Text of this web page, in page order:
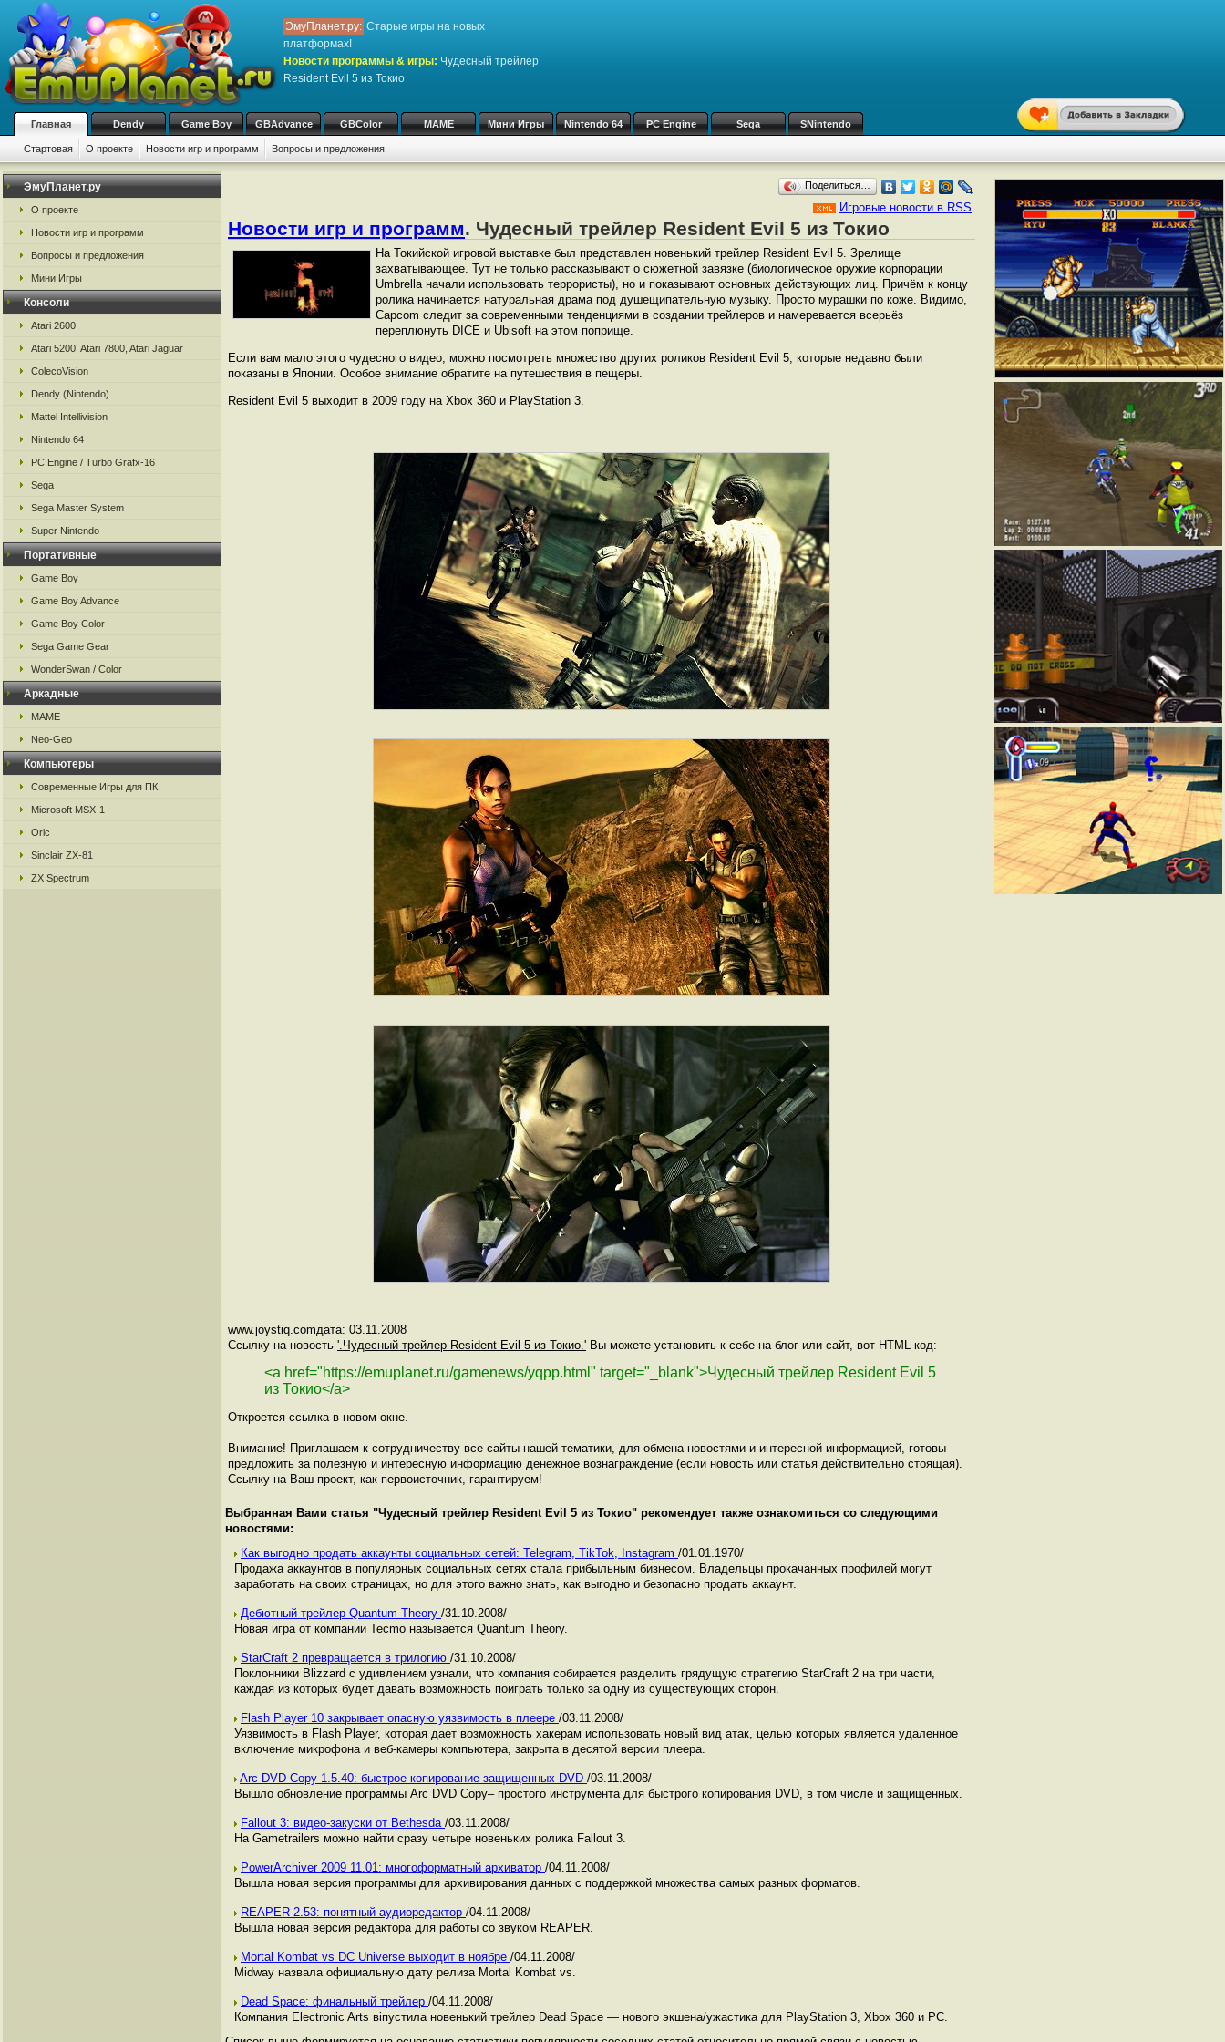
ЭмуПланет.ру: Старые игры на новых
платформах!
Новости программы & игры: Чудесный трейлер
Resident Evil 5 из Токио
Главная Dendy Game Boy GBAdvance GBColor MAME Мини Игры Nintendo 64 PC Engine Sega SNintendo
Стартовая О проекте Новости игр и программ Вопросы и предложения
ЭмуПланет.ру
О проекте
Новости игр и программ
Вопросы и предложения
Мини Игры
Консоли
Atari 2600
Atari 5200, Atari 7800, Atari Jaguar
ColecoVision
Dendy (Nintendo)
Mattel Intellivision
Nintendo 64
PC Engine / Turbo Grafx-16
Sega
Sega Master System
Super Nintendo
Портативные
Game Boy
Game Boy Advance
Game Boy Color
Sega Game Gear
WonderSwan / Color
Аркадные
MAME
Neo-Geo
Компьютеры
Современные Игры для ПК
Microsoft MSX-1
Oric
Sinclair ZX-81
ZX Spectrum
Поделиться…
Игровые новости в RSS
Новости игр и программ. Чудесный трейлер Resident Evil 5 из Токио
На Токийской игровой выставке был представлен новенький трейлер Resident Evil 5. Зрелище
захватывающее. Тут не только рассказывают о сюжетной завязке (биологическое оружие корпорации
Umbrella начали использовать террористы), но и показывают основных действующих лиц. Причём к концу
ролика начинается натуральная драма под душещипательную музыку. Просто мурашки по коже. Видимо,
Capcom следит за современными тенденциями в создании трейлеров и намеревается всерьёз
переплюнуть DICE и Ubisoft на этом поприще.
Если вам мало этого чудесного видео, можно посмотреть множество других роликов Resident Evil 5, которые недавно были
показаны в Японии. Особое внимание обратите на путешествия в пещеры.
Resident Evil 5 выходит в 2009 году на Xbox 360 и PlayStation 3.
www.joystiq.comдата: 03.11.2008
Ссылку на новость '.Чудесный трейлер Resident Evil 5 из Токио.' Вы можете установить к себе на блог или сайт, вот HTML код:
<a href="https://emuplanet.ru/gamenews/yqpp.html" target="_blank">Чудесный трейлер Resident Evil 5
из Токио</a>
Откроется ссылка в новом окне.
Внимание! Приглашаем к сотрудничеству все сайты нашей тематики, для обмена новостями и интересной информацией, готовы
предложить за полезную и интересную информацию денежное вознаграждение (если новость или статья действительно стоящая).
Ссылку на Ваш проект, как первоисточник, гарантируем!
Выбранная Вами статья "Чудесный трейлер Resident Evil 5 из Токио" рекомендует также ознакомиться со следующими
новостями:
Как выгодно продать аккаунты социальных сетей: Telegram, TikTok, Instagram /01.01.1970/
Продажа аккаунтов в популярных социальных сетях стала прибыльным бизнесом. Владельцы прокачанных профилей могут
заработать на своих страницах, но для этого важно знать, как выгодно и безопасно продать аккаунт.
Дебютный трейлер Quantum Theory /31.10.2008/
Новая игра от компании Tecmo называется Quantum Theory.
StarCraft 2 превращается в трилогию /31.10.2008/
Поклонники Blizzard с удивлением узнали, что компания собирается разделить грядущую стратегию StarCraft 2 на три части,
каждая из которых будет давать возможность поиграть только за одну из существующих сторон.
Flash Player 10 закрывает опасную уязвимость в плеере /03.11.2008/
Уязвимость в Flash Player, которая дает возможность хакерам использовать новый вид атак, целью которых является удаленное
включение микрофона и веб-камеры компьютера, закрыта в десятой версии плеера.
Arc DVD Copy 1.5.40: быстрое копирование защищенных DVD /03.11.2008/
Вышло обновление программы Arc DVD Copy– простого инструмента для быстрого копирования DVD, в том числе и защищенных.
Fallout 3: видео-закуски от Bethesda /03.11.2008/
На Gametrailers можно найти сразу четыре новеньких ролика Fallout 3.
PowerArchiver 2009 11.01: многоформатный архиватор /04.11.2008/
Вышла новая версия программы для архивирования данных с поддержкой множества самых разных форматов.
REAPER 2.53: понятный аудиоредактор /04.11.2008/
Вышла новая версия редактора для работы со звуком REAPER.
Mortal Kombat vs DC Universe выходит в ноябре /04.11.2008/
Midway назвала официальную дату релиза Mortal Kombat vs.
Dead Space: финальный трейлер /04.11.2008/
Компания Electronic Arts віпустила новенький трейлер Dead Space — нового экшена/ужастика для PlayStation 3, Xbox 360 и РС.